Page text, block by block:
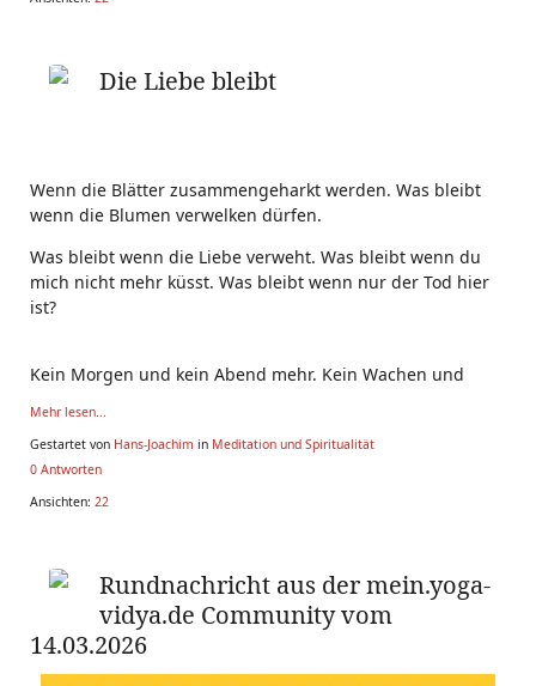
Die Liebe bleibt
Wenn die Blätter zusammengeharkt werden. Was bleibt
wenn die Blumen verwelken dürfen.
Was bleibt wenn die Liebe verweht. Was bleibt wenn du
mich nicht mehr küsst. Was bleibt wenn nur der Tod hier
ist?
Kein Morgen und kein Abend mehr. Kein Wachen und
Mehr lesen...
Gestartet von Hans-Joachim in Meditation und Spiritualität
0 Antworten
Ansichten: 22
Rundnachricht aus der mein.yoga-
vidya.de Community vom
14.03.2026